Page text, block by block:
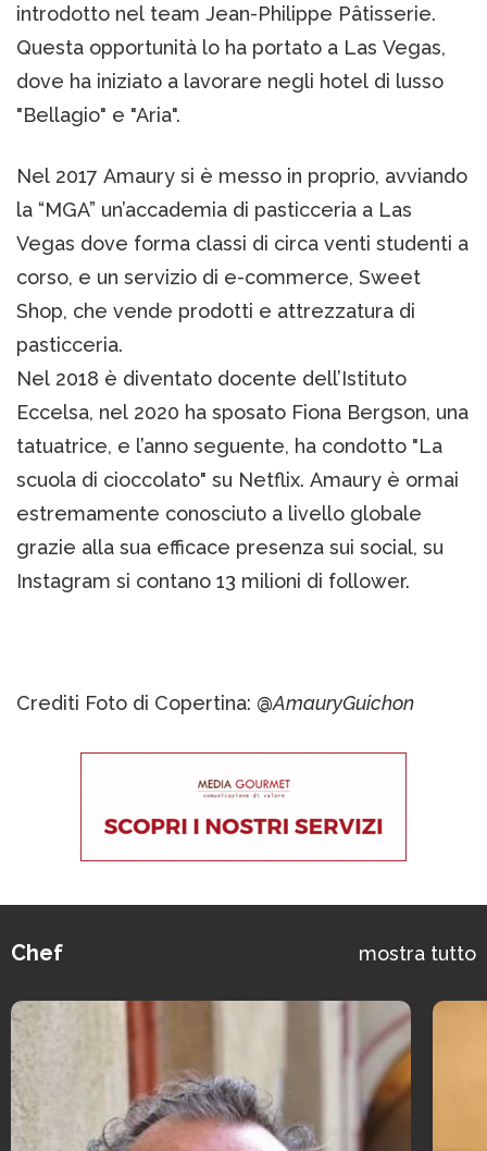
introdotto nel team Jean-Philippe Pâtisserie.
Questa opportunità lo ha portato a Las Vegas,
dove ha iniziato a lavorare negli hotel di lusso
"Bellagio" e "Aria".
Nel 2017 Amaury si è messo in proprio, avviando
la “MGA” un’accademia di pasticceria a Las
Vegas dove forma classi di circa venti studenti a
corso, e un servizio di e-commerce, Sweet
Shop, che vende prodotti e attrezzatura di
pasticceria.
Nel 2018 è diventato docente dell’Istituto
Eccelsa, nel 2020 ha sposato Fiona Bergson, una
tatuatrice, e l’anno seguente, ha condotto "La
scuola di cioccolato" su Netflix. Amaury è ormai
estremamente conosciuto a livello globale
grazie alla sua efficace presenza sui social, su
Instagram si contano 13 milioni di follower.
Crediti Foto di Copertina: @AmauryGuichon
Chef mostra tutto